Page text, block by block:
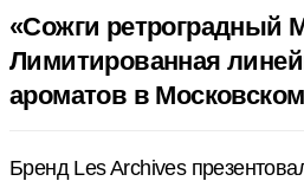
«Сожги ретроградный
Лимитированная
ароматов в
Бренд Les Archives